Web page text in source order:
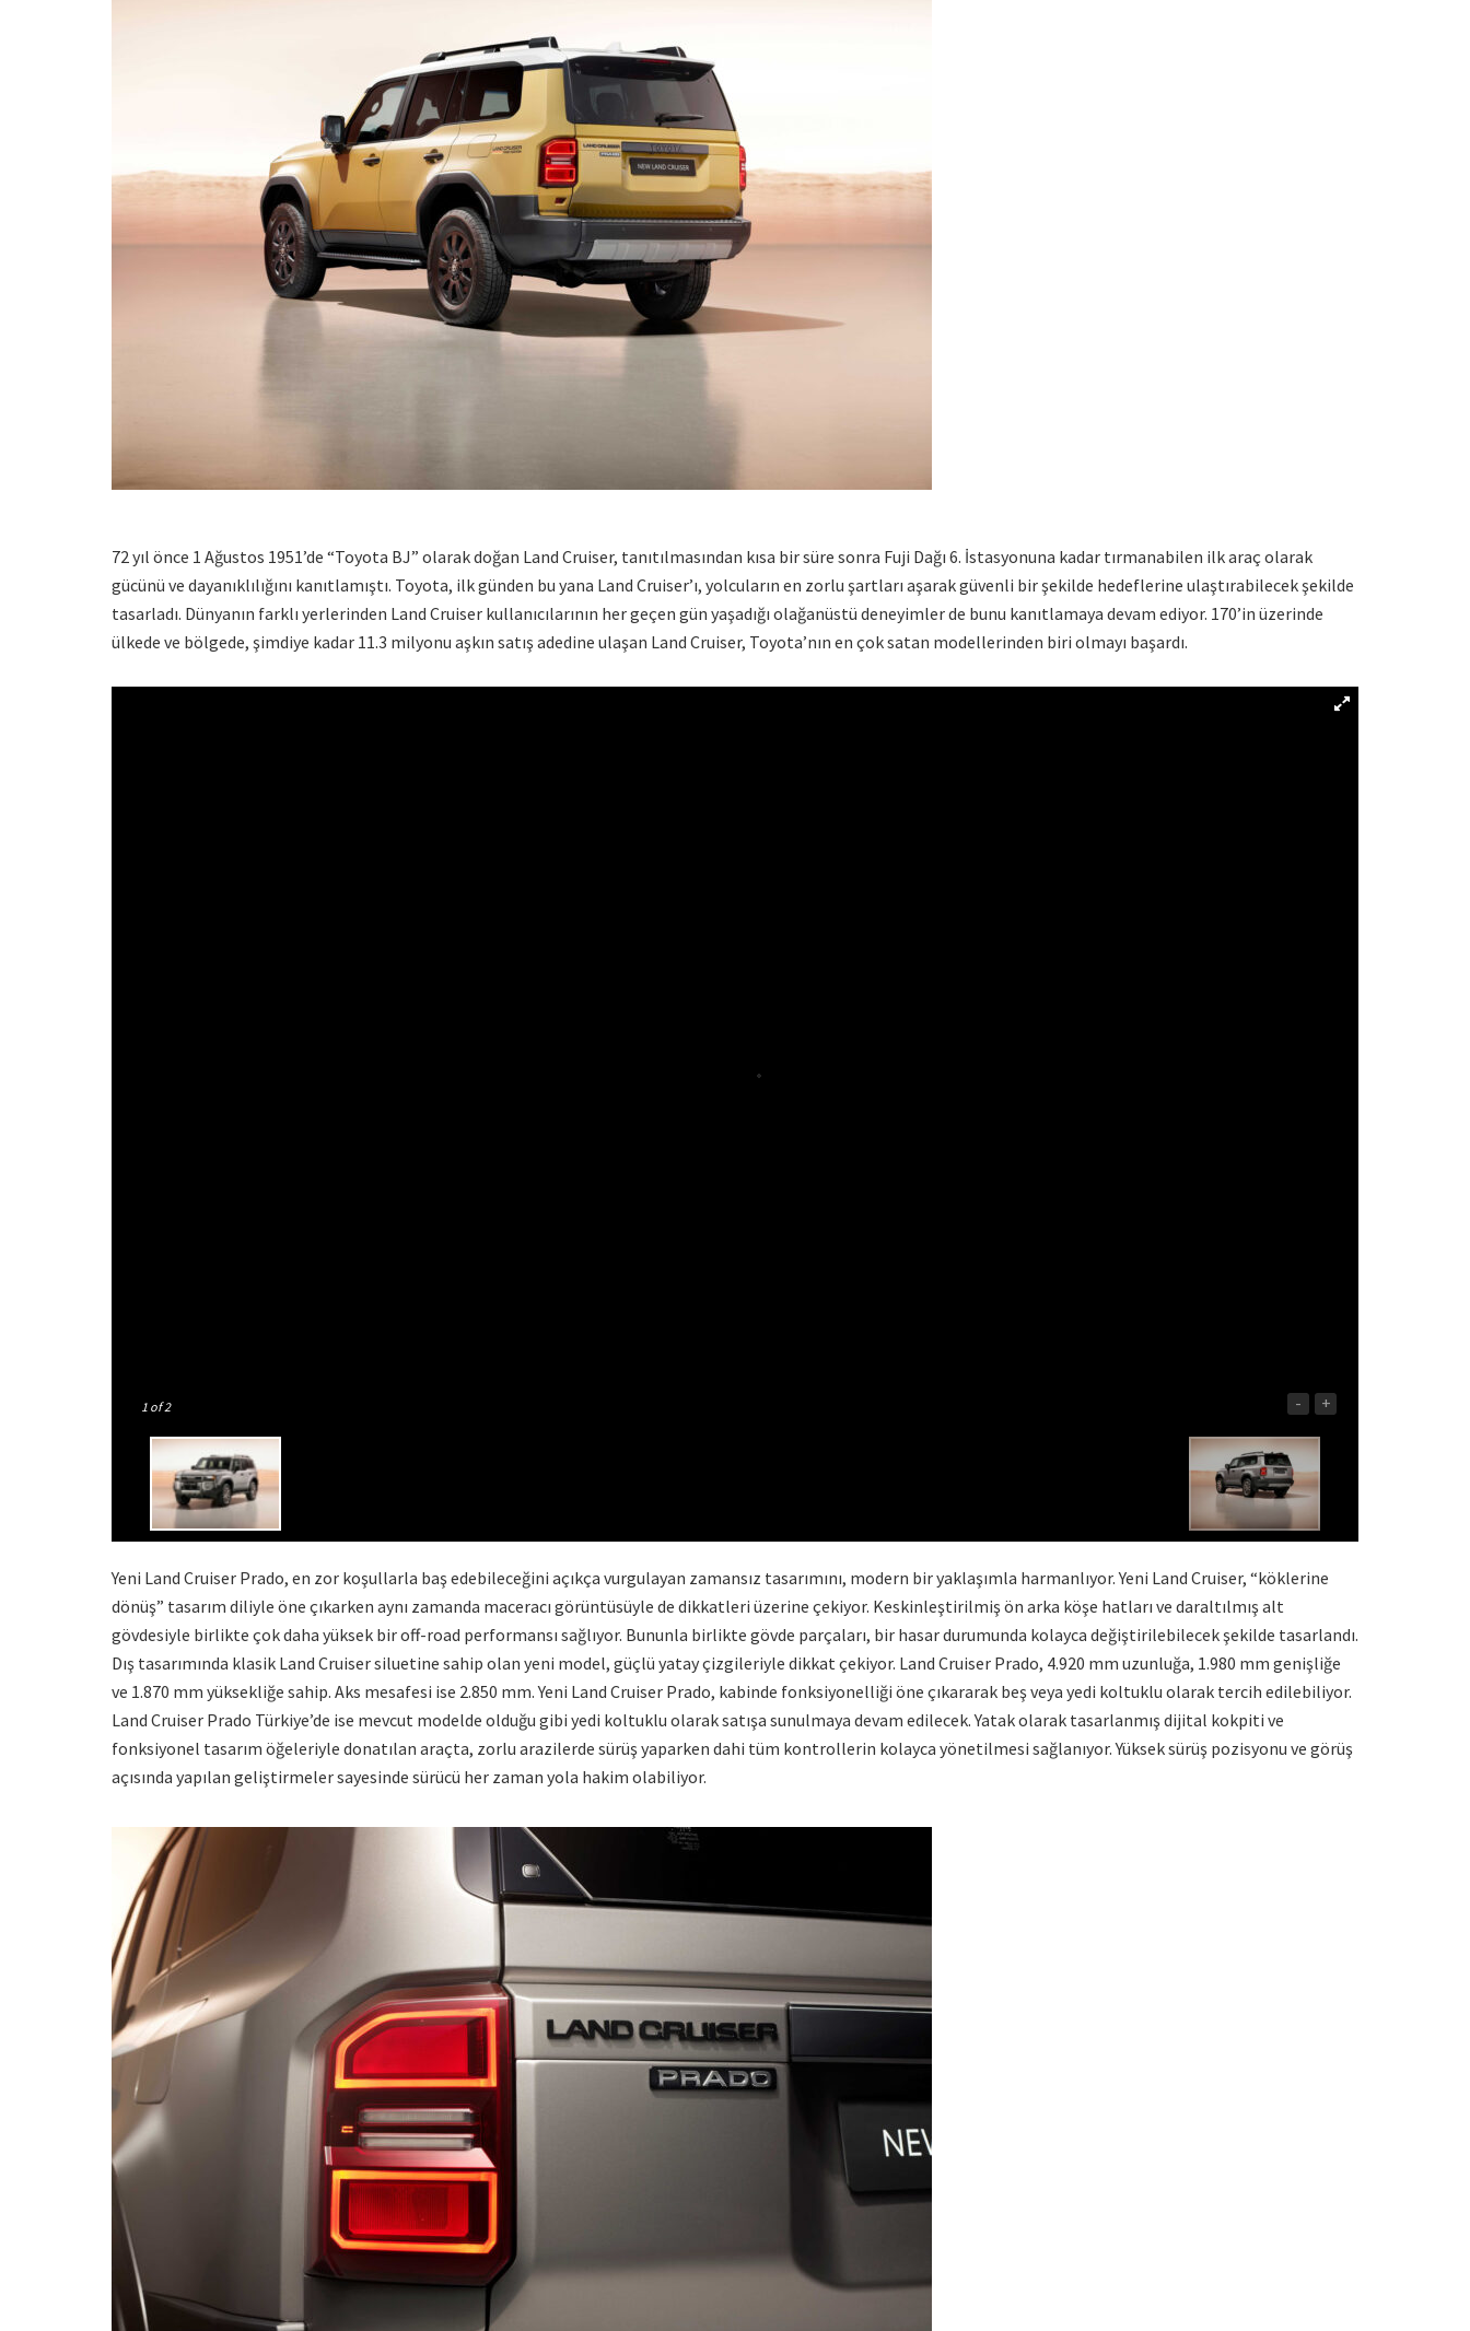
72 yıl önce 1 Ağustos 1951’de “Toyota BJ” olarak doğan Land Cruiser, tanıtılmasından kısa bir süre sonra Fuji Dağı 6. İstasyonuna kadar tırmanabilen ilk araç olarak
gücünü ve dayanıklılığını kanıtlamıştı. Toyota, ilk günden bu yana Land Cruiser’ı, yolcuların en zorlu şartları aşarak güvenli bir şekilde hedeflerine ulaştırabilecek şekilde
tasarladı. Dünyanın farklı yerlerinden Land Cruiser kullanıcılarının her geçen gün yaşadığı olağanüstü deneyimler de bunu kanıtlamaya devam ediyor. 170’in üzerinde
ülkede ve bölgede, şimdiye kadar 11.3 milyonu aşkın satış adedine ulaşan Land Cruiser, Toyota’nın en çok satan modellerinden biri olmayı başardı.
1 of 2 - +
Yeni Land Cruiser Prado, en zor koşullarla baş edebileceğini açıkça vurgulayan zamansız tasarımını, modern bir yaklaşımla harmanlıyor. Yeni Land Cruiser, “köklerine
dönüş” tasarım diliyle öne çıkarken aynı zamanda maceracı görüntüsüyle de dikkatleri üzerine çekiyor. Keskinleştirilmiş ön arka köşe hatları ve daraltılmış alt
gövdesiyle birlikte çok daha yüksek bir off-road performansı sağlıyor. Bununla birlikte gövde parçaları, bir hasar durumunda kolayca değiştirilebilecek şekilde tasarlandı.
Dış tasarımında klasik Land Cruiser siluetine sahip olan yeni model, güçlü yatay çizgileriyle dikkat çekiyor. Land Cruiser Prado, 4.920 mm uzunluğa, 1.980 mm genişliğe
ve 1.870 mm yüksekliğe sahip. Aks mesafesi ise 2.850 mm. Yeni Land Cruiser Prado, kabinde fonksiyonelliği öne çıkararak beş veya yedi koltuklu olarak tercih edilebiliyor.
Land Cruiser Prado Türkiye’de ise mevcut modelde olduğu gibi yedi koltuklu olarak satışa sunulmaya devam edilecek. Yatak olarak tasarlanmış dijital kokpiti ve
fonksiyonel tasarım öğeleriyle donatılan araçta, zorlu arazilerde sürüş yaparken dahi tüm kontrollerin kolayca yönetilmesi sağlanıyor. Yüksek sürüş pozisyonu ve görüş
açısında yapılan geliştirmeler sayesinde sürücü her zaman yola hakim olabiliyor.